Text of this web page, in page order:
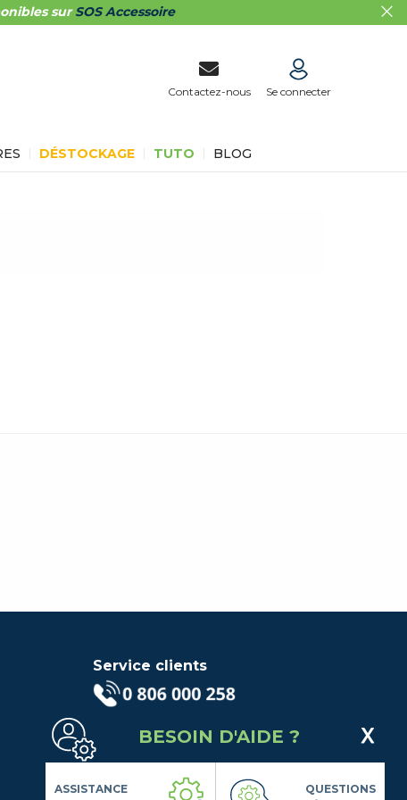
surSOS Accessoire
Contactez-nous Se connecter
DÉSTOCKAGE TUTO BLOG
Service clients
appel local)
Lundi au Vendredi de 9h à 18h
Contactez-Nous
Suivez-nous
BESOIN D'AIDE ?
ASSISTANCE
QUESTIONS